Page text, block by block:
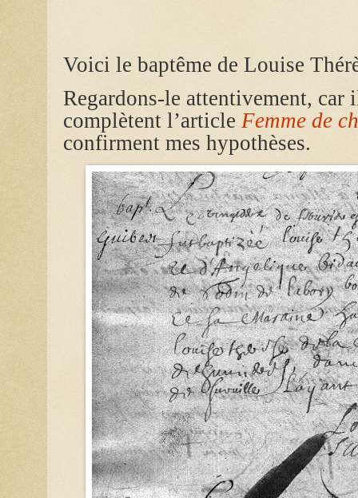
Voici le baptême de Louise
Regardons-le attentivement,
complètent l’article Femme de
confirment mes hypothèses.